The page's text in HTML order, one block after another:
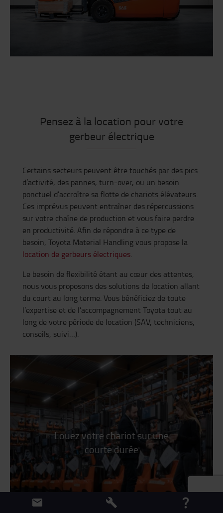
Pensez à la location pour votre
gerbeur électrique
Certains secteurs peuvent être touchés par des pics
d’activité, des pannes, turn-over, ou un besoin
ponctuel d’accroître sa flotte de chariots élévateurs.
Ces imprévus peuvent entraîner des répercussions
sur votre chaîne de production et vous faire perdre
en productivité. Afin de répondre à ce type de
besoin, Toyota Material Handling vous propose la
location de gerbeurs électriques.
Le besoin de flexibilité étant au cœur des attentes,
nous vous proposons des solutions de location allant
du court au long terme. Vous bénéficiez de toute
l’expertise et de l’accompagnement Toyota tout au
long de votre période de location (SAV, techniciens,
conseils, suivi…).
Louez votre chariot sur une
courte durée